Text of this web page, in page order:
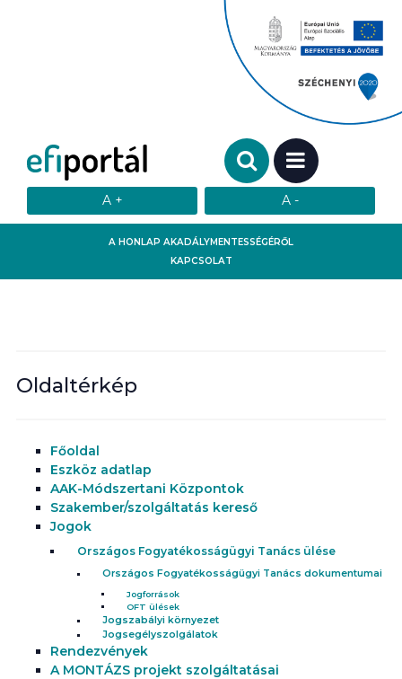
A HONLAP AKADÁLYMENTESSÉGÉRŐL
KAPCSOLAT
Keresendő szó:
MENÜ
Oldaltérkép
Főoldal
Eszköz adatlap
AAK-Módszertani Központok
Szakember/szolgáltatás kereső
Jogok
Országos Fogyatékosságügyi Tanács ülése
Országos Fogyatékosságügyi Tanács dokumentumai
Jogforrások
OFT ülések
Jogszabályi környezet
Jogsegélyszolgálatok
Rendezvények
A MONTÁZS projekt szolgáltatásai